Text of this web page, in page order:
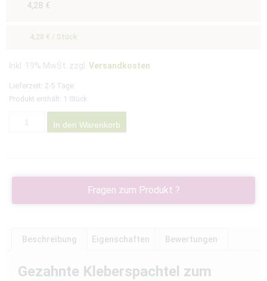
4,28 €
4,28 € / Stück
Inkl. 19% MwSt. zzgl. Versandkosten
Lieferzeit: 2-5 Tage
Produkt enthält: 1 Stück
In den Warenkorb
Fragen zum Produkt ?
Beschreibung Eigenschaften Bewertungen
Gezahnte Kleberspachtel zum